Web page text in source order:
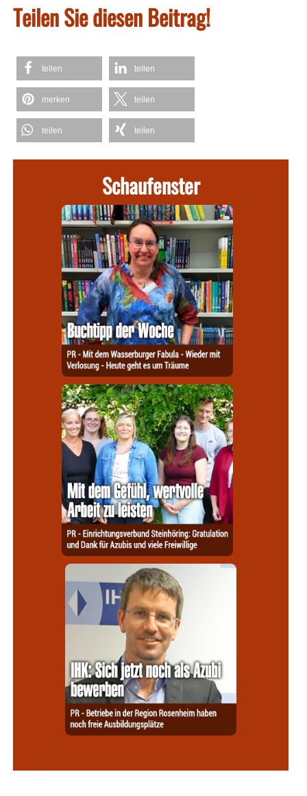
Teilen Sie diesen Beitrag!
teilen teilen
merken teilen
teilen teilen
Schaufenster